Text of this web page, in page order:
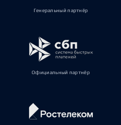
Генеральный партнёр
Официальный партнёр